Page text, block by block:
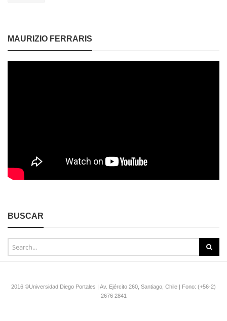
MAURIZIO FERRARIS
BUSCAR
2016 ©Universidad Diego Portales | Av. Ejército 260, Santiago, Chile | Fono: (+56-2)
2676 2841